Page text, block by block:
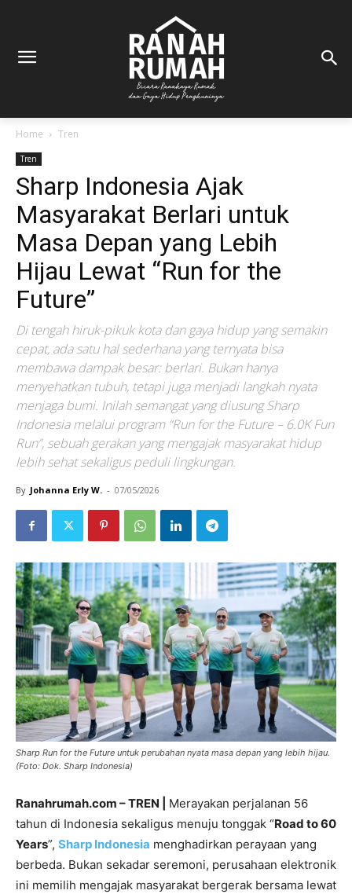
Home Tren
Tren
Sharp Indonesia Ajak
Masyarakat Berlari untuk
Masa Depan yang Lebih
Hijau Lewat “Run for the
Future”
Di tengah hiruk-pikuk kota dan gaya hidup yang semakin
cepat, ada satu hal sederhana yang ternyata bisa
membawa dampak besar: berlari. Bukan hanya
menyehatkan tubuh, tetapi juga menjadi langkah nyata
menjaga bumi. Inilah semangat yang diusung Sharp
Indonesia melalui program “Run for the Future – 6.0K Fun
Run”, sebuah gerakan yang mengajak masyarakat hidup
lebih sehat sekaligus peduli lingkungan.
By Johanna Erly W. - 07/05/2026
Sharp Run for the Future untuk perubahan nyata masa depan yang lebih hijau.
(Foto: Dok. Sharp Indonesia)
Ranahrumah.com – TREN | Merayakan perjalanan 56
tahun di Indonesia sekaligus menuju tonggak “Road to 60
Years”, Sharp Indonesia menghadirkan perayaan yang
berbeda. Bukan sekadar seremoni, perusahaan elektronik
ini memilih mengajak masyarakat bergerak bersama lewat